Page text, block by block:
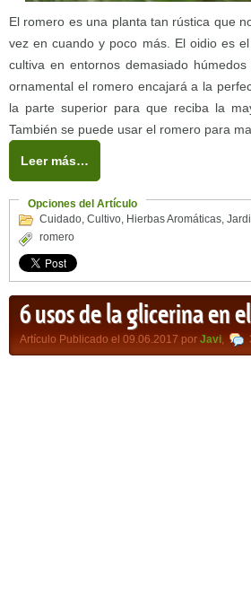
El romero es una planta tan rústica que
vez en cuando y poco más. El oidio es
cultiva en entornos demasiado
ornamental el romero encajará a la
la parte superior para que reciba la
También se puede usar el romero para
Leer más…
Opciones del Artículo
Cuidado, Cultivo, Hierbas Aromáticas,
romero
6 usos de la glicerina en
Artículo Publicado el 09.06.2017 por Javi,